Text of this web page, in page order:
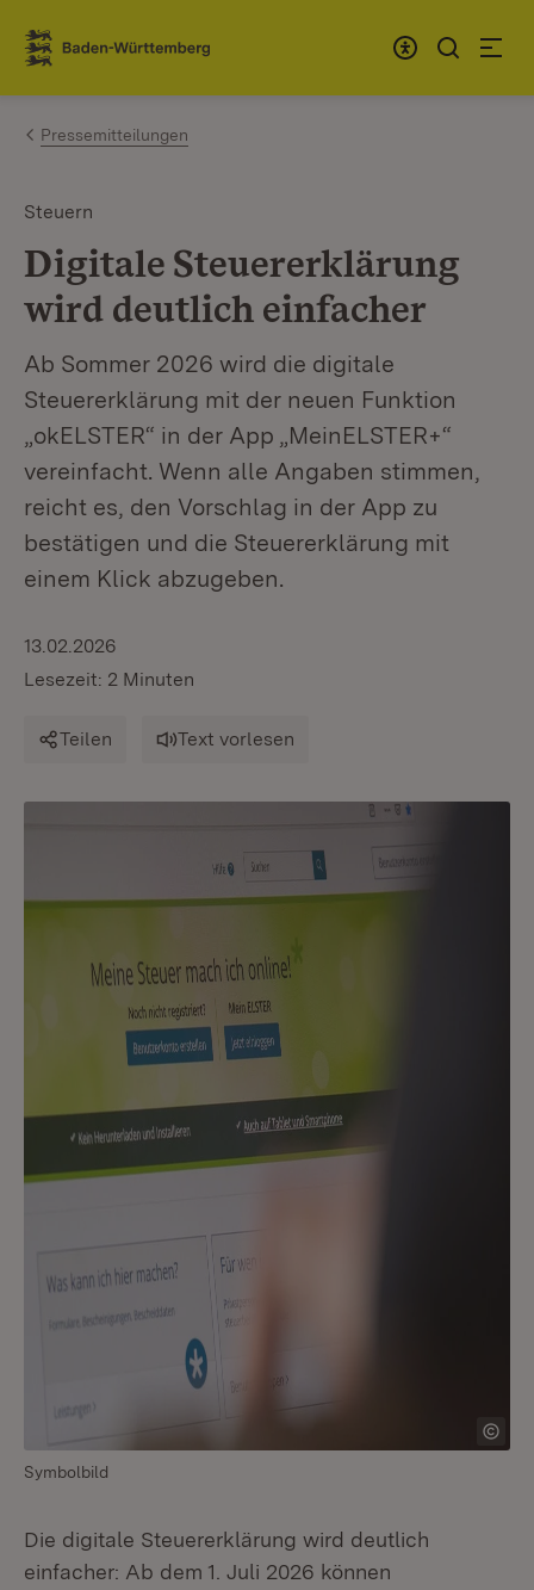
Zum Inhalt springen
Link zur Startseite
Pressemitteilungen
Steuern
Digitale Steuererklärung
wird deutlich einfacher
Ab Sommer 2026 wird die digitale
Steuererklärung mit der neuen Funktion
„okELSTER“ in der App „MeinELSTER+“
vereinfacht. Wenn alle Angaben stimmen,
reicht es, den Vorschlag in der App zu
bestätigen und die Steuererklärung mit
einem Klick abzugeben.
13.02.2026
Lesezeit: 2 Minuten
Teilen Text vorlesen
Symbolbild
Die digitale Steuererklärung wird deutlich
einfacher: Ab dem 1. Juli 2026 können